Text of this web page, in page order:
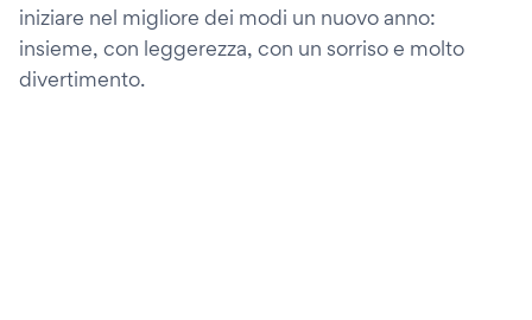
iniziare nel migliore dei modi un nuovo anno:
insieme, con leggerezza, con un sorriso e molto
divertimento.